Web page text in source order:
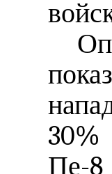
30%
Пе-8